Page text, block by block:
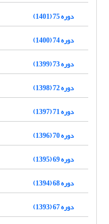
دوره 75 (1401)
دوره 74 (1400)
دوره 73 (1399)
دوره 72 (1398)
دوره 71 (1397)
دوره 70 (1396)
دوره 69 (1395)
دوره 68 (1394)
دوره 67 (1393)